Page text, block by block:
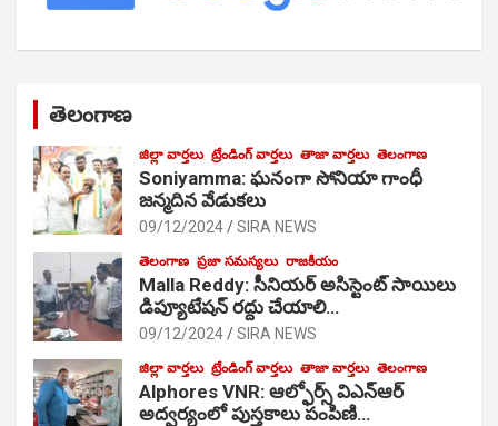
తెలంగాణ
జిల్లా వార్తలు ట్రేండింగ్ వార్తలు తాజా వార్తలు తెలంగాణ
Soniyamma: ఘ‌నంగా సోనియా గాంధీ
జ‌న్మ‌దిన వేడుక‌లు
09/12/2024 SIRA NEWS
తెలంగాణ ప్రజా సమస్యలు రాజకీయం
Malla Reddy: సీనియర్ అసిస్టెంట్ సాయిలు
డిప్యూటేషన్ రద్దు చేయాలి…
09/12/2024 SIRA NEWS
జిల్లా వార్తలు ట్రేండింగ్ వార్తలు తాజా వార్తలు తెలంగాణ
Alphores VNR: ఆల్ఫోర్స్ విఎన్ఆర్
అద్వర్యంలో పుస్తకాలు పంపిణి…